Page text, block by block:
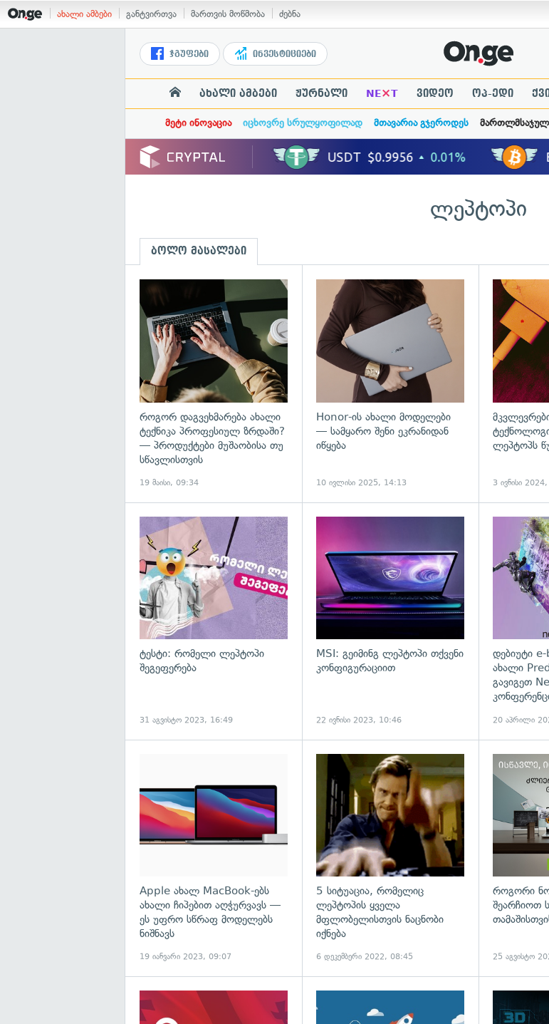
ახალი ამბები განტვირთვა მართვის მოწმობა ძებნა
ჯგუფები ინვესტიციები
ახალი ამბები ჟურნალი NE×T ვიდეო ოპ-ედი
მეტი ინოვაცია იცხოვრე სრულყოფილად მთავარია გჯეროდეს
ლეპტოპი
ბოლო მასალები
როგორ დაგვეხმარება ახალი
ტექნიკა პროფესიულ ზრდაში?
— პროდუქტები მუშაობისა თუ
სწავლისთვის
19 მაისი, 09:34
Honor-ის ახალი მოდელები
— სამყარო შენი ეკრანიდან
იწყება
10 ივლისი 2025, 14:13
ლეპტოპს
3 ივნისი
ტესტი: რომელი ლეპტოპი
შეგეფერება
31 აგვისტო 2023, 16:49
MSI: გეიმინგ ლეპტოპი თქვენი
კონფიგურაციით
22 ივნისი 2023, 10:46
დებიუტი
ახალი
გავიგეთ
20 აპრილი
გადახედვა
Apple ახალ MacBook-ებს
ახალი ჩიპებით აღჭურვავს —
ეს უფრო სწრაფ მოდელებს
ნიშნავს
19 იანვარი 2023, 09:07
5 სიტუაცია, რომელიც
ლეპტოპის ყველა
მფლობელისთვის ნაცნობი
იქნება
6 დეკემბერი 2022, 08:45
როგორი
შეარჩიოთ
25 აგვისტო